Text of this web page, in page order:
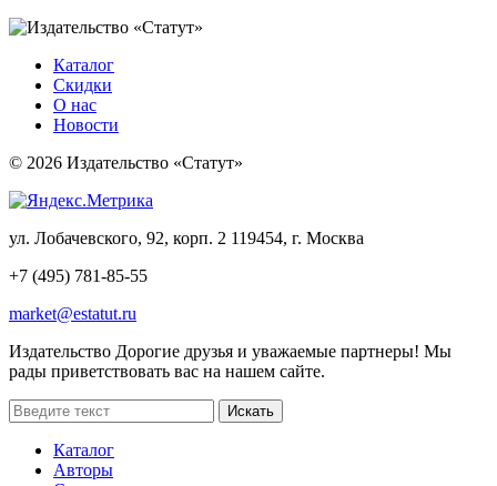
Каталог
Скидки
О нас
Новости
© 2026 Издательство «Статут»
ул. Лобачевского, 92, корп. 2 119454, г. Москва
+7 (495) 781-85-55
market@estatut.ru
Издательство Дорогие друзья и уважаемые партнеры! Мы
рады приветствовать вас на нашем сайте.
Каталог
Авторы